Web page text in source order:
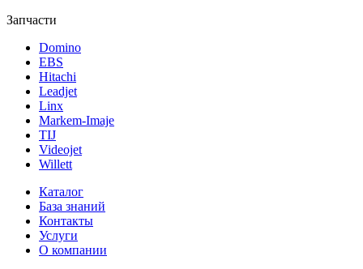
Запчасти
Domino
EBS
Hitachi
Leadjet
Linx
Markem-Imaje
TIJ
Videojet
Willett
Каталог
База знаний
Контакты
Услуги
О компании